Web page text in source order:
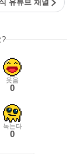
유튜브 채널
?
웃음
0
녹는다
0